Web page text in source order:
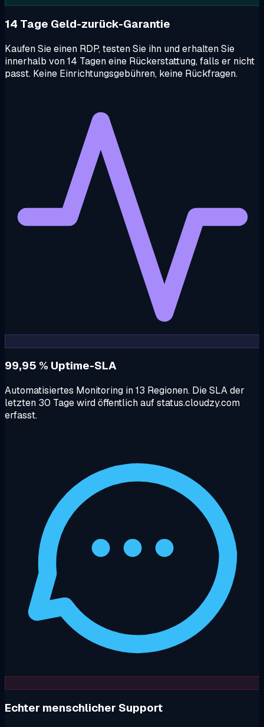
14 Tage Geld-zurück-Garantie
Kaufen Sie einen RDP, testen Sie ihn und erhalten Sie
innerhalb von 14 Tagen eine Rückerstattung, falls er nicht
passt. Keine Einrichtungsgebühren, keine Rückfragen.
99,95 % Uptime-SLA
Automatisiertes Monitoring in 13 Regionen. Die SLA der
letzten 30 Tage wird öffentlich auf status.cloudzy.com
erfasst.
Echter menschlicher Support